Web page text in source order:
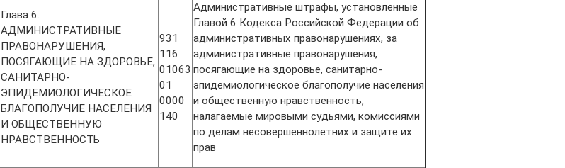
Глава 6.
АДМИНИСТРАТИВНЫЕ
ПРАВОНАРУШЕНИЯ,
ПОСЯГАЮЩИЕ НА ЗДОРОВЬЕ,
САНИТАРНО-
ЭПИДЕМИОЛОГИЧЕСКОЕ
БЛАГОПОЛУЧИЕ НАСЕЛЕНИЯ
И ОБЩЕСТВЕННУЮ
НРАВСТВЕННОСТЬ
931
116
01063
01
0000
140
Административные штрафы, установленные
Главой 6 Кодекса Российской Федерации об
административных правонарушениях, за
административные правонарушения,
посягающие на здоровье, санитарно-
эпидемиологическое благополучие населения
и общественную нравственность,
налагаемые мировыми судьями, комиссиями
по делам несовершеннолетних и защите их
прав